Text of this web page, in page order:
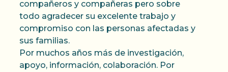
compañeros y compañeras pero sobre
todo agradecer su excelente trabajo y
compromiso con las personas afectadas y
sus familias.
Por muchos años más de investigación,
apoyo, información, colaboración. Por